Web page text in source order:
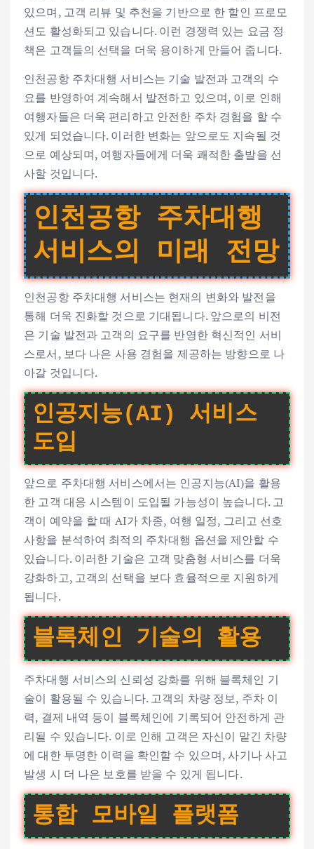
있으며, 고객 리뷰 및 추천을 기반으로 한 할인 프로모
션도 활성화되고 있습니다. 이런 경쟁력 있는 요금 정
책은 고객들의 선택을 더욱 용이하게 만들어 줍니다.
인천공항 주차대행 서비스는 기술 발전과 고객의 수
요를 반영하여 계속해서 발전하고 있으며, 이로 인해
여행자들은 더욱 편리하고 안전한 주차 경험을 할 수
있게 되었습니다. 이러한 변화는 앞으로도 지속될 것
으로 예상되며, 여행자들에게 더욱 쾌적한 출발을 선
사할 것입니다.
인천공항 주차대행
서비스의 미래 전망
인천공항 주차대행 서비스는 현재의 변화와 발전을
통해 더욱 진화할 것으로 기대됩니다. 앞으로의 비전
은 기술 발전과 고객의 요구를 반영한 혁신적인 서비
스로서, 보다 나은 사용 경험을 제공하는 방향으로 나
아갈 것입니다.
인공지능(AI) 서비스
도입
앞으로 주차대행 서비스에서는 인공지능(AI)을 활용
한 고객 대응 시스템이 도입될 가능성이 높습니다. 고
객이 예약을 할 때 AI가 차종, 여행 일정, 그리고 선호
사항을 분석하여 최적의 주차대행 옵션을 제안할 수
있습니다. 이러한 기술은 고객 맞춤형 서비스를 더욱
강화하고, 고객의 선택을 보다 효율적으로 지원하게
됩니다.
블록체인 기술의 활용
주차대행 서비스의 신뢰성 강화를 위해 블록체인 기
술이 활용될 수 있습니다. 고객의 차량 정보, 주차 이
력, 결제 내역 등이 블록체인에 기록되어 안전하게 관
리될 수 있습니다. 이로 인해 고객은 자신이 맡긴 차량
에 대한 투명한 이력을 확인할 수 있으며, 사기나 사고
발생 시 더 나은 보호를 받을 수 있게 됩니다.
통합 모바일 플랫폼